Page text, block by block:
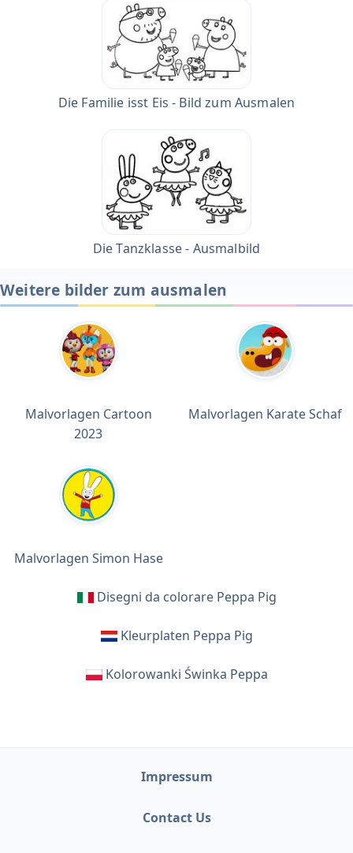
Die Familie isst Eis - Bild zum Ausmalen
Die Tanzklasse - Ausmalbild
Weitere bilder zum ausmalen
Malvorlagen Cartoon
2023
Malvorlagen Karate Schaf
Malvorlagen Simon Hase
Disegni da colorare Peppa Pig
Kleurplaten Peppa Pig
Kolorowanki Świnka Peppa
Impressum
Contact Us